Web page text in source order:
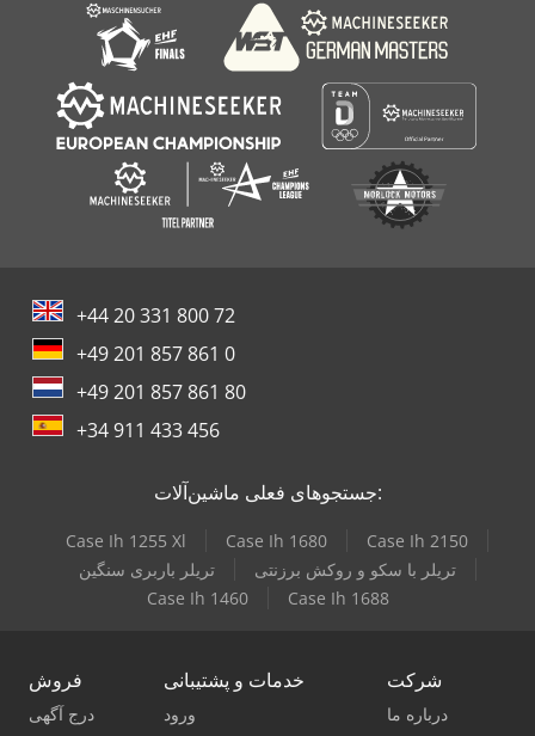
+44 20 331 800 72
+49 201 857 861 0
+49 201 857 861 80
+34 911 433 456
جستجوهای فعلی ماشین‌آلات:
Case Ih 1255 Xl Case Ih 1680
Case Ih 2150
تریلر باربری سنگین
تریلر با سکو و روکش برزنتی
Case Ih 1460
Case Ih 1688
فروش
درج آگهی
خدمات و پشتیبانی
ورود
شرکت
درباره ما